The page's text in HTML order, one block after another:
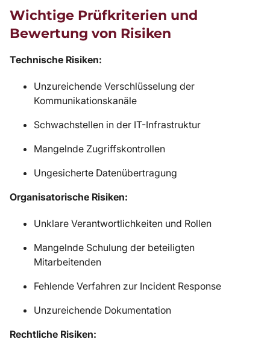
Wichtige Prüfkriterien und
Bewertung von Risiken
Technische Risiken:
Unzureichende Verschlüsselung der
Kommunikationskanäle
Schwachstellen in der IT-Infrastruktur
Mangelnde Zugriffskontrollen
Ungesicherte Datenübertragung
Organisatorische Risiken:
Unklare Verantwortlichkeiten und Rollen
Mangelnde Schulung der beteiligten
Mitarbeitenden
Fehlende Verfahren zur Incident Response
Unzureichende Dokumentation
Rechtliche Risiken: